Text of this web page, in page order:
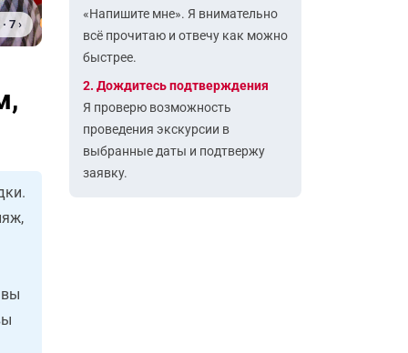
7 ›
«Напишите мне». Я внимательно
всё прочитаю и отвечу как можно
быстрее.
2. Дождитесь подтверждения
Я проверю возможность
проведения экскурсии в
выбранные даты и подтвержу
заявку.